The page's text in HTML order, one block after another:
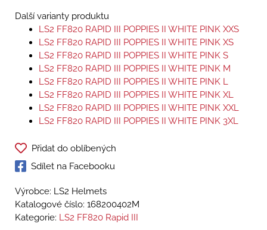
Další varianty produktu
LS2 FF820 RAPID III POPPIES II WHITE PINK XXS
LS2 FF820 RAPID III POPPIES II WHITE PINK XS
LS2 FF820 RAPID III POPPIES II WHITE PINK S
LS2 FF820 RAPID III POPPIES II WHITE PINK M
LS2 FF820 RAPID III POPPIES II WHITE PINK L
LS2 FF820 RAPID III POPPIES II WHITE PINK XL
LS2 FF820 RAPID III POPPIES II WHITE PINK XXL
LS2 FF820 RAPID III POPPIES II WHITE PINK 3XL
Přidat do oblíbených
Sdílet na Facebooku
Výrobce: LS2 Helmets
Katalogové číslo: 168200402M
Kategorie: LS2 FF820 Rapid III